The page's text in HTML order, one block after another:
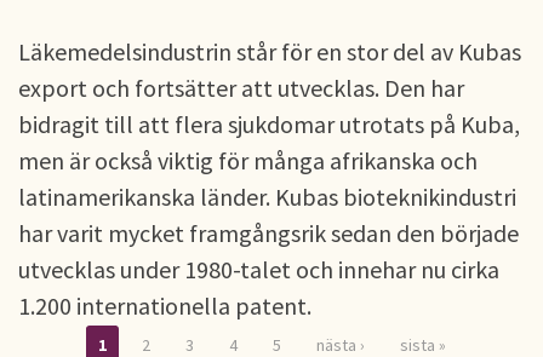
Läkemedelsindustrin står för en stor del av Kubas
export och fortsätter att utvecklas. Den har
bidragit till att flera sjukdomar utrotats på Kuba,
men är också viktig för många afrikanska och
latinamerikanska länder. Kubas bioteknikindustri
har varit mycket framgångsrik sedan den började
utvecklas under 1980-talet och innehar nu cirka
1.200 internationella patent.
1 2 3 4 5 nästa › sista »